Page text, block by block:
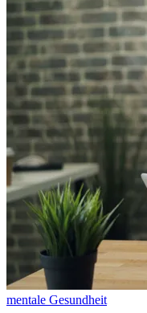
mentale Gesundheit